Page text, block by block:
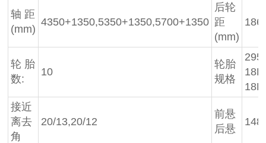
轴 距
(mm)
4350+1350,5350+1350,5700+1350
后轮
距
(mm)
轮 胎
数:
10
轮胎
规格
接近
离去
角
20/13,20/12
前悬
后悬